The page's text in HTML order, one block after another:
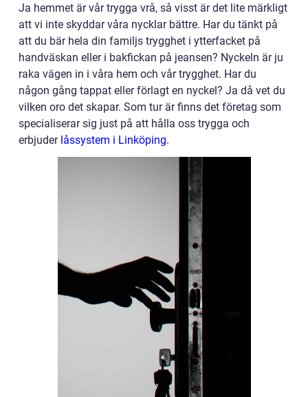
Ja hemmet är vår trygga vrå, så visst är det lite märkligt
att vi inte skyddar våra nycklar bättre. Har du tänkt på
att du bär hela din familjs trygghet i ytterfacket på
handväskan eller i bakfickan på jeansen? Nyckeln är ju
raka vägen in i våra hem och vår trygghet. Har du
någon gång tappat eller förlagt en nyckel? Ja då vet du
vilken oro det skapar. Som tur är finns det företag som
specialiserar sig just på att hålla oss trygga och
erbjuder låssystem i Linköping.